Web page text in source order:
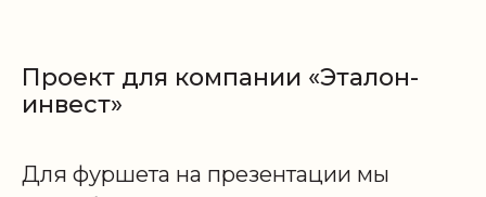
Проект для компании «Эталон-
инвест»
Для фуршета на презентации мы